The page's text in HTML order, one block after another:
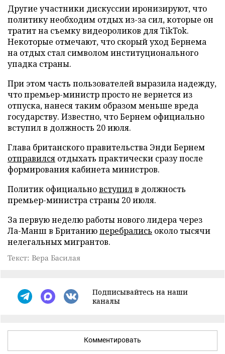
Другие участники дискуссии иронизируют, что
политику необходим отдых из-за сил, которые он
тратит на съемку видеороликов для TikTok.
Некоторые отмечают, что скорый уход Бернема
на отдых стал символом институционального
упадка страны.
При этом часть пользователей выразила надежду,
что премьер-министр просто не вернется из
отпуска, нанеся таким образом меньше вреда
государству. Известно, что Бернем официально
вступил в должность 20 июля.
Глава британского правительства Энди Бернем
отправился отдыхать практически сразу после
формирования кабинета министров.
Политик официальновступилв должность
премьер-министра страны 20 июля.
За первую неделю работы нового лидера через
Ла-Манш в Британиюперебрались около тысячи
нелегальных мигрантов.
Текст: Вера Басилая
Подписывайтесь на наши
каналы
Комментировать